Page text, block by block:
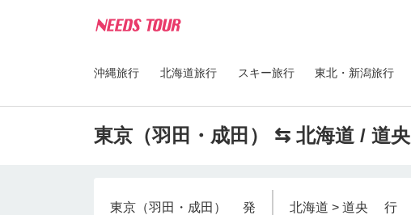
沖縄旅行 北海道旅行 スキー旅行 東北・新潟旅行
東京（羽田・成田） ⇆ 北海道 / 道央
東京（羽田・成田） 発 北海道 > 道央 行